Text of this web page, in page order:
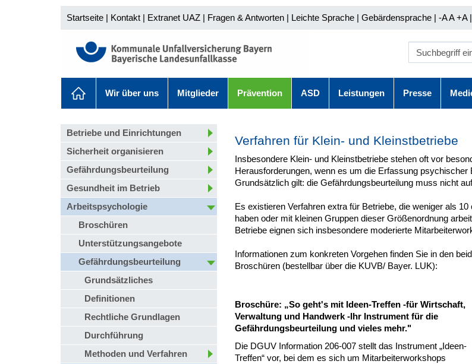
Startseite | Kontakt | Extranet UAZ | Fragen & Antworten | Leichte Sprache | Gebärdensprache | -A A+A |
Wir über uns Mitglieder Prävention ASD Leistungen Presse
Betriebe und Einrichtungen
Sicherheit organisieren
Gefährdungsbeurteilung
Gesundheit im Betrieb
Arbeitspsychologie
Broschüren
Unterstützungsangebote
Gefährdungsbeurteilung
Grundsätzliches
Definitionen
Rechtliche Grundlagen
Durchführung
Methoden und Verfahren
Verfahren für Klein- und Kleinstbetriebe
Insbesondere Klein- und Kleinstbetriebe stehen oft vor
Herausforderungen, wenn es um die Erfassung psychischer
Grundsätzlich gilt: die Gefährdungsbeurteilung muss nicht
Es existieren Verfahren extra für Betriebe, die weniger als 10
haben oder mit kleinen Gruppen dieser Größenordnung
Betriebe eignen sich insbesondere moderierte
Informationen zum konkreten Vorgehen finden Sie in den
Broschüren (bestellbar über die KUVB/ Bayer. LUK):
Broschüre: „So geht's mit Ideen-Treffen -für Wirtschaft,
Verwaltung und Handwerk -Ihr Instrument für die
Gefährdungsbeurteilung und vieles mehr."
Die DGUV Information 206-007 stellt das Instrument „Ideen-
Treffen“ vor, bei dem es sich um Mitarbeiterworkshops